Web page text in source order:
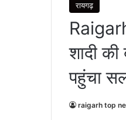
रायगढ़
शादी
पहुंचा
raigarh top